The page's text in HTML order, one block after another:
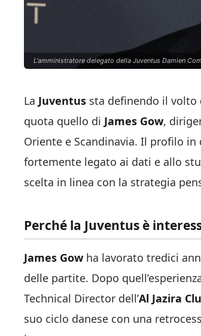
L'amministratore delegato della Juventus Damien
La Juventus sta definendo il
quota quello di James Gow,
Oriente e Scandinavia. Il profilo
fortemente legato ai dati e allo
scelta in linea con la strategia
Perché la Juventus è
James Gow ha lavorato tredici
delle partite. Dopo
Technical Director dell’Al Jazira
suo ciclo danese con una